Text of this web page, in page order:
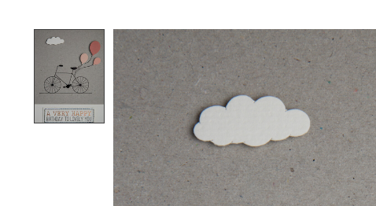
Product image slideshow Items